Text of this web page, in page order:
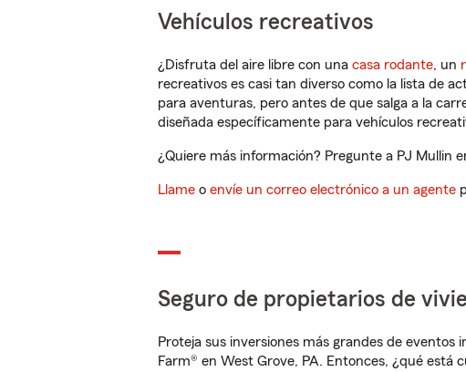
Vehículos recreativos
¿Disfruta del aire libre con una casa rodante, un
recreativos es casi tan diverso como la lista de
para aventuras, pero antes de que salga a la
diseñada específicamente para vehículos
¿Quiere más información? Pregunte a PJ Mullin
Llame o envíe un correo electrónico a un agente
Seguro de propietarios de
Proteja sus inversiones más grandes de eventos
Farm® en West Grove, PA. Entonces, ¿qué está